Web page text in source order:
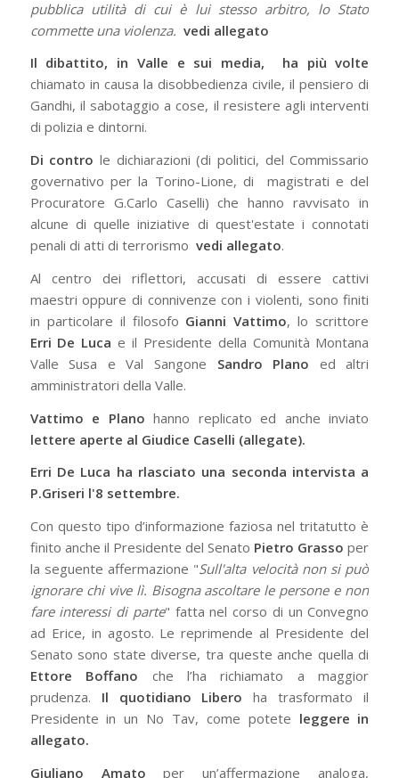
pubblica utilità di cui è lui stesso arbitro, lo Stato
commette una violenza. vedi allegato
Il dibattito, in Valle e sui media, ha più volte
chiamato in causa la disobbedienza civile, il pensiero di
Gandhi, il sabotaggio a cose, il resistere agli interventi
di polizia e dintorni.
Di contro le dichiarazioni (di politici, del Commissario
governativo per la Torino-Lione, di magistrati e del
Procuratore G.Carlo Caselli) che hanno ravvisato in
alcune di quelle iniziative di quest'estate i connotati
penali di atti di terrorismo vedi allegato.
Al centro dei riflettori, accusati di essere cattivi
maestri oppure di connivenze con i violenti, sono finiti
in particolare il filosofo Gianni Vattimo, lo scrittore
Erri De Luca e il Presidente della Comunità Montana
Valle Susa e Val Sangone Sandro Plano ed altri
amministratori della Valle.
Vattimo e Planohanno replicato ed anche inviato
lettere aperte al Giudice Caselli (allegate).
Erri De Luca ha rlasciato una seconda intervista a
P.Griseri l'8 settembre.
Con questo tipo d’informazione faziosa nel tritatutto è
finito anche il Presidente del Senato Pietro Grasso per
la seguente affermazione "Sull'alta velocità non si può
ignorare chi vive lì. Bisogna ascoltare le persone e non
fare interessi di parte" fatta nel corso di un Convegno
ad Erice, in agosto. Le reprimende al Presidente del
Senato sono state diverse, tra queste anche quella di
Ettore Boffano che l’ha richiamato a maggior
prudenza. Il quotidiano Libero ha trasformato il
Presidente in un No Tav, come potete leggere in
allegato.
Giuliano Amato per un’affermazione analoga,